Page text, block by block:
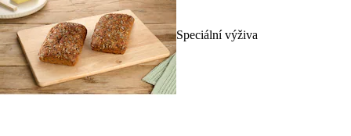
Speciální výživa